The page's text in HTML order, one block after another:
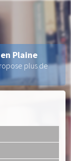
Plaine
plus de